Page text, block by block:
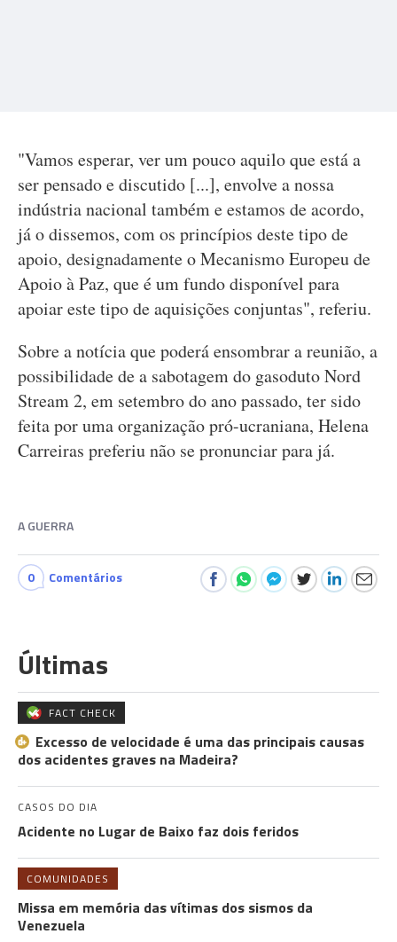
"Vamos esperar, ver um pouco aquilo que está a
ser pensado e discutido [...], envolve a nossa
indústria nacional também e estamos de acordo,
já o dissemos, com os princípios deste tipo de
apoio, designadamente o Mecanismo Europeu de
Apoio à Paz, que é um fundo disponível para
apoiar este tipo de aquisições conjuntas", referiu.
Sobre a notícia que poderá ensombrar a reunião, a
possibilidade de a sabotagem do gasoduto Nord
Stream 2, em setembro do ano passado, ter sido
feita por uma organização pró-ucraniana, Helena
Carreiras preferiu não se pronunciar para já.
A GUERRA
0 Comentários
Últimas
FACT CHECK
Excesso de velocidade é uma das principais causas
dos acidentes graves na Madeira?
CASOS DO DIA
Acidente no Lugar de Baixo faz dois feridos
COMUNIDADES
Missa em memória das vítimas dos sismos da
Venezuela